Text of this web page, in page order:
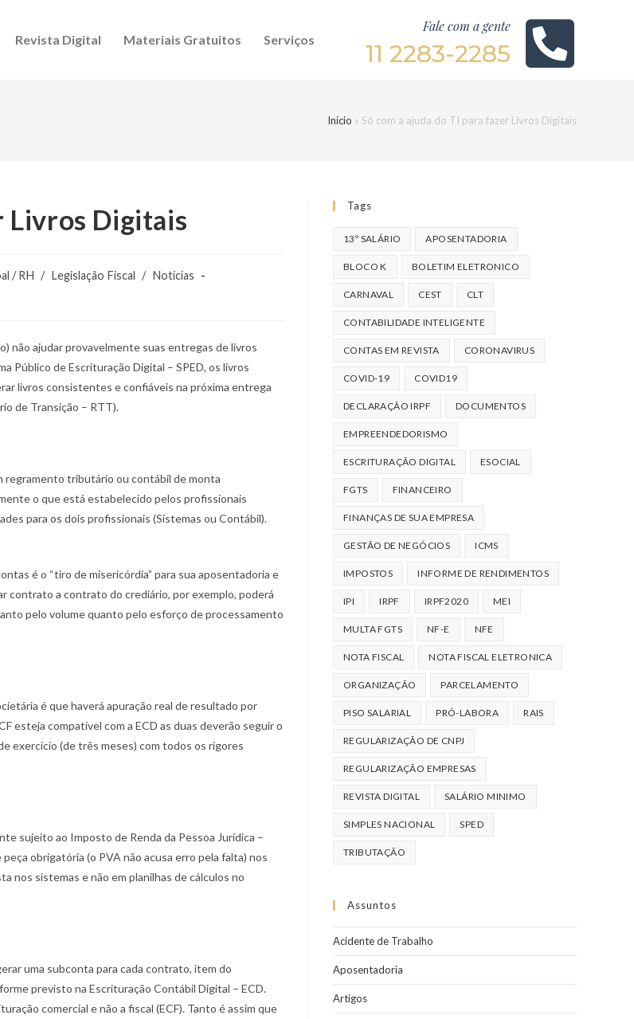
Revista Digital Materiais Gratuitos Serviços
Fale com a gente
11 2283-2285
Início » Só com a ajuda do TI para fazer Livros Digitais
Livros Digitais
/ RH / Legislação Fiscal / Notícias
não ajudar provavelmente suas entregas de livros
Público de Escrituração Digital – SPED, os livros
livros consistentes e confiáveis na próxima entrega
de Transição – RTT).
regramento tributário ou contábil de monta
o que está estabelecido pelos profissionais
para os dois profissionais (Sistemas ou Contábil).
é o “tiro de misericórdia” para sua aposentadoria e
contrato a contrato do crediário, por exemplo, poderá
pelo volume quanto pelo esforço de processamento
é que haverá apuração real de resultado por
esteja compatível com a ECD as duas deverão seguir o
exercício (de três meses) com todos os rigores
sujeito ao Imposto de Renda da Pessoa Jurídica –
obrigatória (o PVA não acusa erro pela falta) nos
nos sistemas e não em planilhas de cálculos no
uma subconta para cada contrato, item do
previsto na Escrituração Contábil Digital – ECD.
comercial e não a fiscal (ECF). Tanto é assim que
Tags
13º SALÁRIO APOSENTADORIA
BLOCO K BOLETIM ELETRONICO
CARNAVAL CEST CLT
CONTABILIDADE INTELIGENTE
CONTAS EM REVISTA CORONAVIRUS
COVID-19 COVID19
DECLARAÇÃO IRPF DOCUMENTOS
EMPREENDEDORISMO
ESCRITURAÇÃO DIGITAL ESOCIAL
FGTS FINANCEIRO
FINANÇAS DE SUA EMPRESA
GESTÃO DE NEGÓCIOS ICMS
IMPOSTOS INFORME DE RENDIMENTOS
IPI IRPF IRPF2020 MEI
MULTA FGTS NF-E NFE
NOTA FISCAL NOTA FISCAL ELETRONICA
ORGANIZAÇÃO PARCELAMENTO
PISO SALARIAL PRÓ-LABORA RAIS
REGULARIZAÇÃO DE CNPJ
REGULARIZAÇÃO EMPRESAS
REVISTA DIGITAL SALÁRIO MINIMO
SIMPLES NACIONAL SPED
TRIBUTAÇÃO
Assuntos
Acidente de Trabalho
Aposentadoria
Artigos